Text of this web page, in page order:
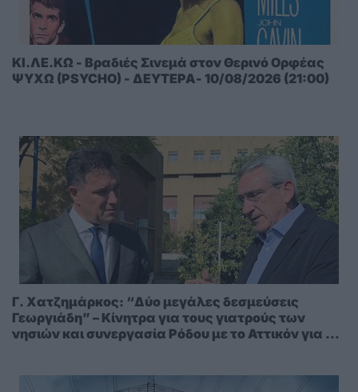
ΚΙ.ΛΕ.ΚΩ - Βραδιές Σινεμά στον Θερινό Ορφέας
ΨΥΧΩ (PSYCHO) - ΔΕΥΤΕΡΑ- 10/08/2026 (21:00)
Γ. Χατζημάρκος: “Δύο μεγάλες δεσμεύσεις
Γεωργιάδη” – Κίνητρα για τους γιατρούς των
νησιών και συνεργασία Ρόδου με το Αττικόν για το